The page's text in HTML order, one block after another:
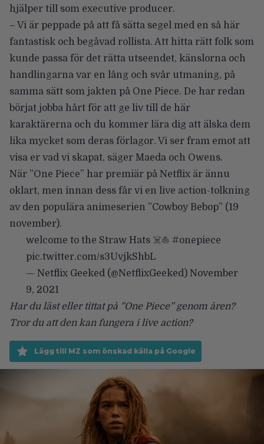
hjälper till som executive producer.
– Vi är peppade på att få sätta segel med en så här
fantastisk och begåvad rollista. Att hitta rätt folk som
kunde passa för det rätta utseendet, känslorna och
handlingarna var en lång och svår utmaning, på
samma sätt som jakten på One Piece. De har redan
börjat jobba hårt för att ge liv till de här
karaktärerna och du kommer lära dig att älska dem
lika mycket som deras förlagor. Vi ser fram emot att
visa er vad vi skapat, säger Maeda och Owens.
När ”One Piece” har premiär på Netflix är ännu
oklart, men innan dess får vi en live action-tolkning
av den populära animeserien ”Cowboy Bebop” (19
november).
welcome to the Straw Hats ☠️⛵️ #onepiece
pic.twitter.com/s3UvjkShbL
— Netflix Geeked (@NetflixGeeked) November
9, 2021
Har du läst eller tittat på ”One Piece” genom åren?
Tror du att den kan fungera i live action?
Lägg till MZ som önskad källa på Google